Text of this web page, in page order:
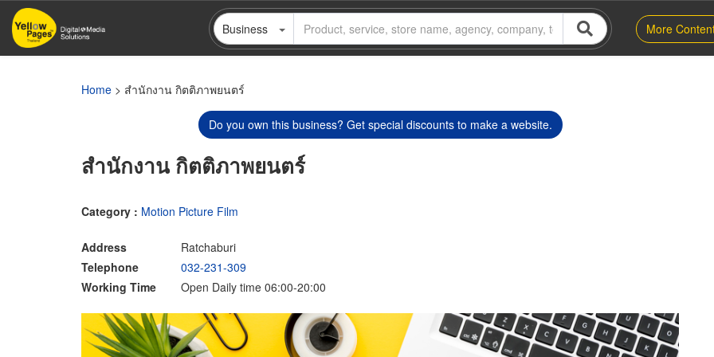
Skip
main
Business More
Home > สำนักงาน กิตติภาพยนตร์
Do you own this business? Get special discounts to make a website.
สำนักงาน กิตติภาพยนตร์
Category : Motion Picture Film
Address
Ratchaburi
Telephone
032-231-309
Working Time
Open Daily time 06:00-20:00